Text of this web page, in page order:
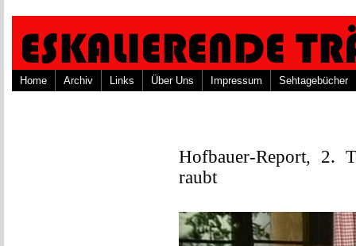
Home Archiv Links Über Uns Impressum Sehtagebücher
Hofbauer-Report, 2.
raubt